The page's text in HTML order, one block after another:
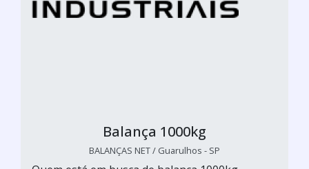
Balança 1000kg
BALANÇAS NET / Guarulhos - SP